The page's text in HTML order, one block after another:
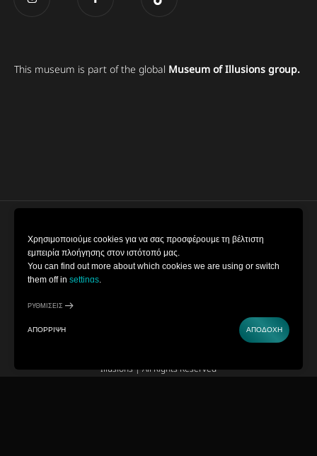
This museum is part of the global Museum of Illusions group.
Illusions | All Rights Reserved
Ρυθμίσεις Cookie
Όροι και Προυποθέσεις
Χρησιμοποιούμε cookies για να σας προσφέρουμε τη βέλτιστη
εμπειρία πλοήγησης στον ιστότοπό μας.
You can find out more about which cookies we are using or switch
them off in settings.
ΑΠΟΔΟΧΉ
ΑΠΌΡΡΙΨΗ
ΡΥΘΜΊΣΕΙΣ